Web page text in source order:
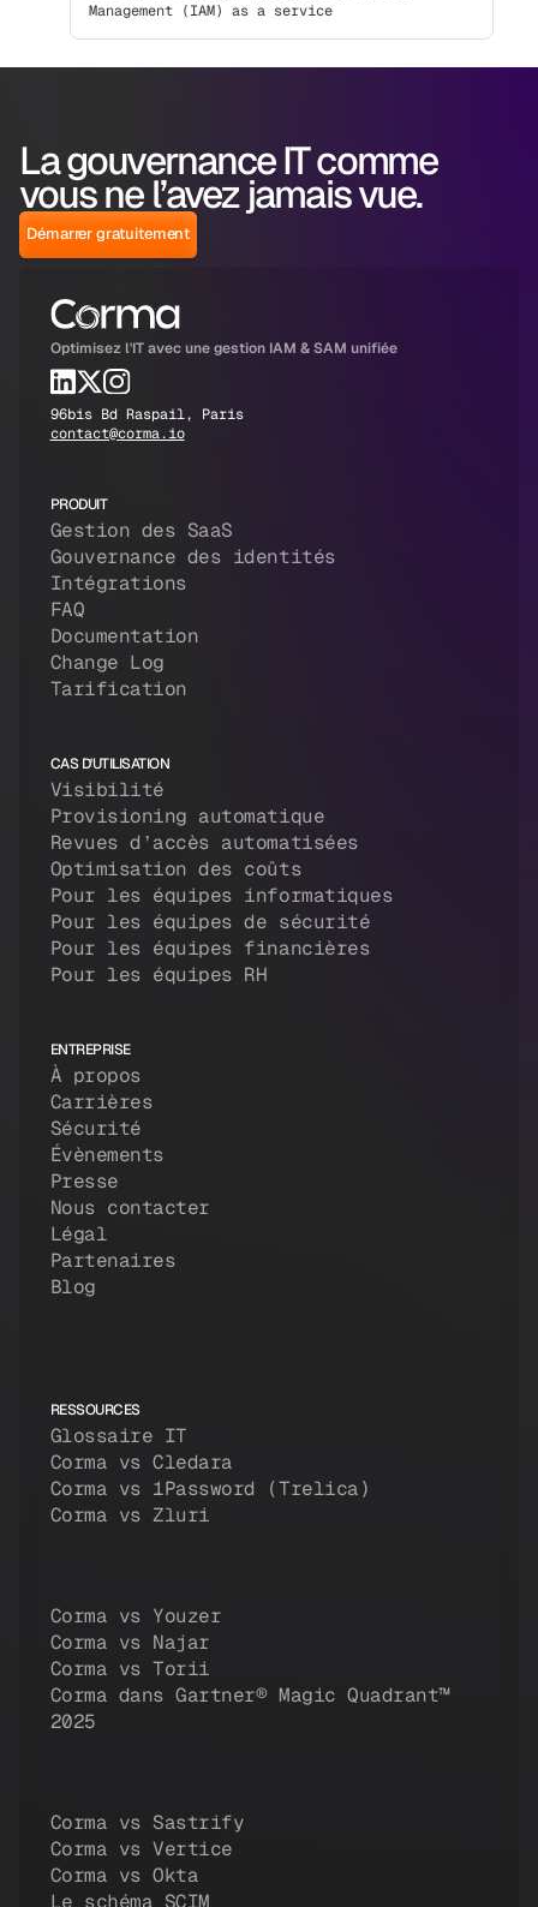
Management (IAM) as a service
La gouvernance IT comme
vous ne l’avez jamais vue.
Démarrer gratuitement
Optimisez l'IT avec une gestion IAM & SAM unifiée
96bis Bd Raspail, Paris
contact@corma.io
PRODUIT
Gestion des SaaS
Gouvernance des identités
Intégrations
FAQ
Documentation
Change Log
Tarification
CAS D'UTILISATION
Visibilité
Provisioning automatique
Revues d’accès automatisées
Optimisation des coûts
Pour les équipes informatiques
Pour les équipes de sécurité
Pour les équipes financières
Pour les équipes RH
ENTREPRISE
À propos
Carrières
Sécurité
Évènements
Presse
Nous contacter
Légal
Partenaires
Blog
RESSOURCES
Glossaire IT
Corma vs Cledara
Corma vs 1Password (Trelica)
Corma vs Zluri
Corma vs Youzer
Corma vs Najar
Corma vs Torii
Corma dans Gartner® Magic Quadrant™
2025
Corma vs Sastrify
Corma vs Vertice
Corma vs Okta
Le schéma SCIM